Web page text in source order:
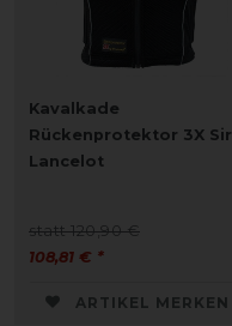
Kavalkade
Rückenprotektor 3X Sir
Lancelot
statt 120,90 €
108,81 € *
ARTIKEL MERKEN